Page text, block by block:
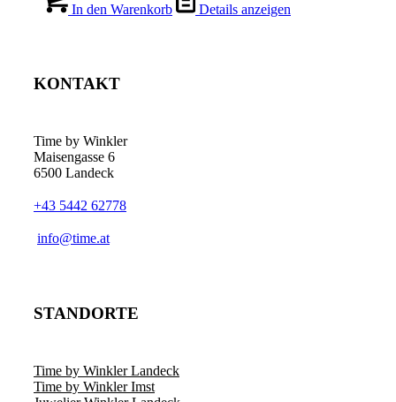
In den Warenkorb Details anzeigen
KONTAKT
Time by Winkler
Maisengasse 6
6500 Landeck
+43 5442 62778
­info@time.at
STANDORTE
Time by Winkler Landeck
Time by Winkler Imst